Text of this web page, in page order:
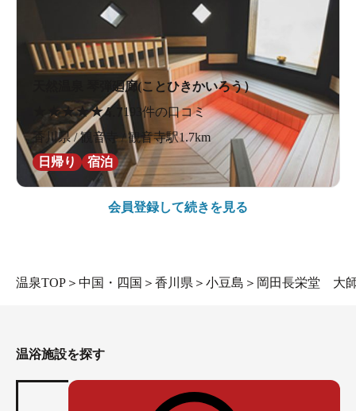
天然温泉 琴弾廻廊(ことひきかいろう）
★★★★★4.7193件の口コミ
香川県 / 観音寺 / 観音寺駅1.7km
日帰り
宿泊
会員登録して続きを見る
温泉TOP ＞ 中国・四国 ＞ 香川県 ＞ 小豆島 ＞ 岡田長栄堂 大
温浴施設を探す